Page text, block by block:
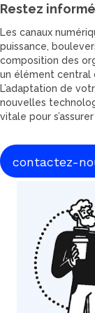
Restez
Les canaux
puissance,
composition des
un élément central
L’adaptation de
nouvelles
vitale pour
contactez-